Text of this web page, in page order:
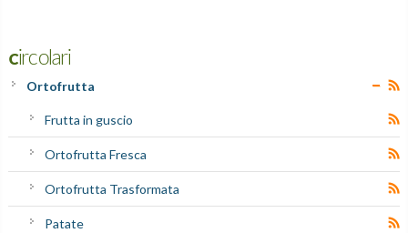
Circolari
Ortofrutta
Frutta in guscio
Ortofrutta Fresca
Ortofrutta Trasformata
Patate